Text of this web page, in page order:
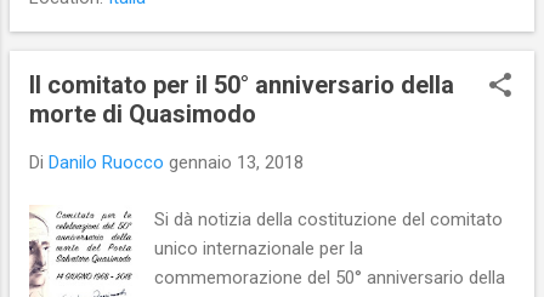
Il comitato per il 50° anniversario della
morte di Quasimodo
Di Danilo Ruocco gennaio 13, 2018
Si dà notizia della costituzione del comitato
unico internazionale per la
commemorazione del 50° anniversario della